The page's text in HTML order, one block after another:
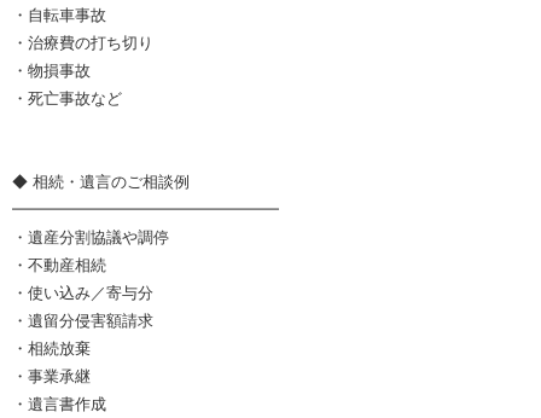
・自転車事故
・治療費の打ち切り
・物損事故
・死亡事故など
◆ 相続・遺言のご相談例
━━━━━━━━━━━━━━━━━
・遺産分割協議や調停
・不動産相続
・使い込み／寄与分
・遺留分侵害額請求
・相続放棄
・事業承継
・遺言書作成